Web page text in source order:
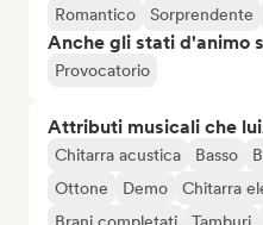
Romantico
Sorprendente
Anche gli stati d'animo
Provocatorio
Attributi musicali che
Chitarra acustica Basso
Ottone
Demo Chitarra